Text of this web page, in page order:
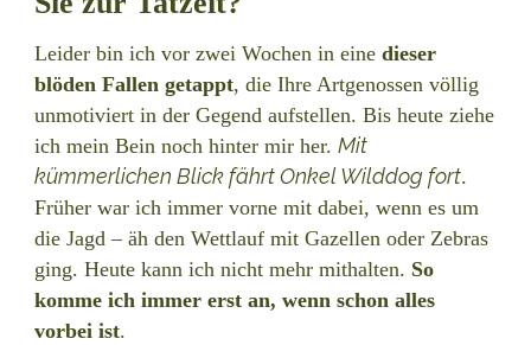
Leider bin ich vor zwei Wochen in eine dieser
blöden Fallen getappt, die Ihre Artgenossen völlig
unmotiviert in der Gegend aufstellen. Bis heute ziehe
ich mein Bein noch hinter mir her. Mit
kümmerlichen Blick fährt Onkel Wilddog fort.
Früher war ich immer vorne mit dabei, wenn es um
die Jagd – äh den Wettlauf mit Gazellen oder Zebras
ging. Heute kann ich nicht mehr mithalten. So
komme ich immer erst an, wenn schon alles
vorbei ist.